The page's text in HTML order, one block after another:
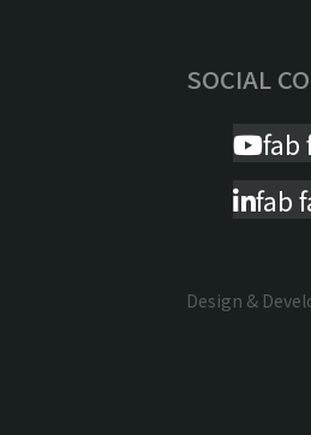
SOCIAL
fab
fab
Design &